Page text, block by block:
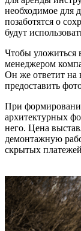
необходимое для
позаботятся о
будут
Чтобы уложиться
менеджером
Он же ответит на
предоставить
При
архитектурных
него. Цена
демонтажную
скрытых